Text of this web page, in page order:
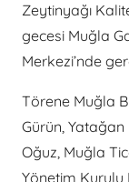
Zeytinyağı
gecesi Muğla
Merkezi’nde
Törene Muğla
Gürün, Yatağan
Oğuz, Muğla
Yönetim Kurulu